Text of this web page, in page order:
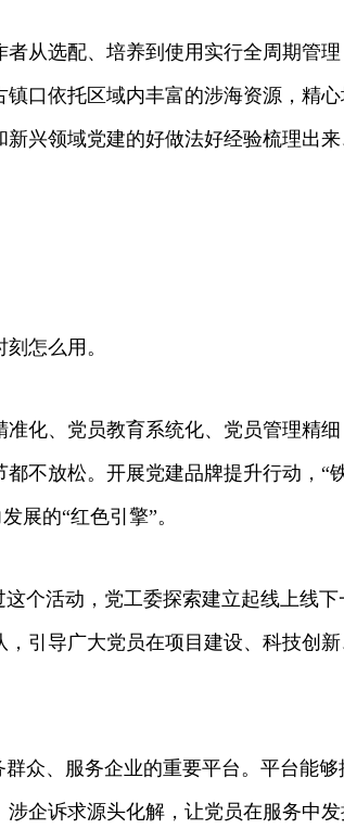
选配、培养到使用实行全周期管理
口依托区域内丰富的涉海资源，精
兴领域党建的好做法好经验梳理出来
怎么用。
、党员教育系统化、党员管理精细
不放松。开展党建品牌提升行动，“
展的“红色引擎”。
个活动，党工委探索建立起线上线下
引导广大党员在项目建设、科技创新
众、服务企业的重要平台。平台能够
企诉求源头化解，让党员在服务中